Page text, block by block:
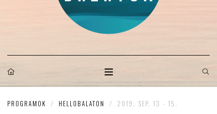
PROGRAMOK / HELLOBALATON / 2019. SEP. 13 - 15.